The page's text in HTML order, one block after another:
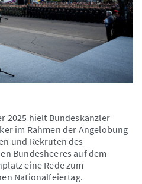
2025 hielt Bundeskanzler
im Rahmen der Angelobung
und Rekruten des
Bundesheeres auf dem
eine Rede zum
Nationalfeiertag.